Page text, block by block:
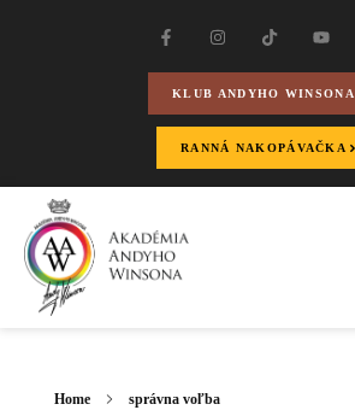
KLUB ANDYHO WINSONA
RANNÁ NAKOPÁVAČKA
Home správna voľba